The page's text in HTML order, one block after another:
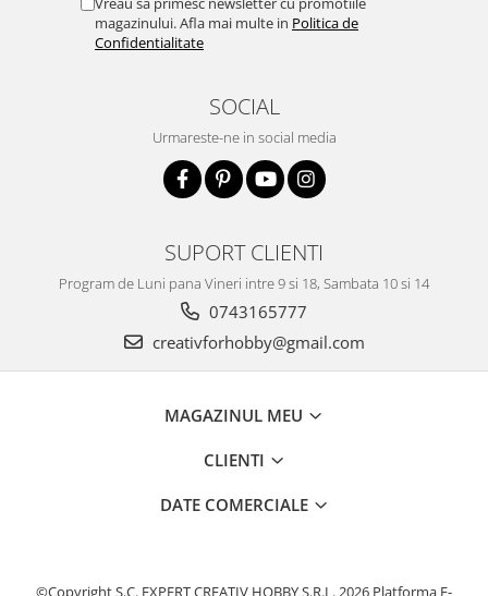
magazinului. Afla mai multe in Politica de
Confidentialitate
SOCIAL
Urmareste-ne in social media
SUPORT CLIENTI
Program de Luni pana Vineri intre 9 si 18, Sambata 10 si 14
0743165777
creativforhobby@gmail.com
MAGAZINUL MEU
CLIENTI
DATE COMERCIALE
©Copyright S.C. EXPERT CREATIV HOBBY S.R.L. 2026 Platforma E-